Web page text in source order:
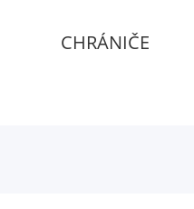
CHRÁNIČE